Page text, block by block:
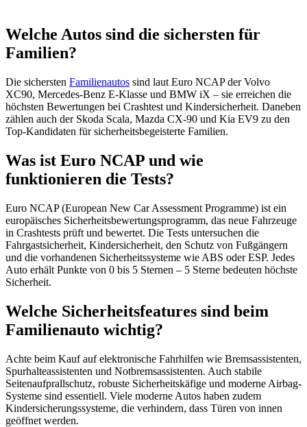
Welche Autos sind die sichersten für
Familien?
Die sichersten Familienautos sind laut Euro NCAP der Volvo
XC90, Mercedes-Benz E-Klasse und BMW iX – sie erreichen die
höchsten Bewertungen bei Crashtest und Kindersicherheit. Daneben
zählen auch der Skoda Scala, Mazda CX-90 und Kia EV9 zu den
Top-Kandidaten für sicherheitsbegeisterte Familien.
Was ist Euro NCAP und wie
funktionieren die Tests?
Euro NCAP (European New Car Assessment Programme) ist ein
europäisches Sicherheitsbewertungsprogramm, das neue Fahrzeuge
in Crashtests prüft und bewertet. Die Tests untersuchen die
Fahrgastsicherheit, Kindersicherheit, den Schutz von Fußgängern
und die vorhandenen Sicherheitssysteme wie ABS oder ESP. Jedes
Auto erhält Punkte von 0 bis 5 Sternen – 5 Sterne bedeuten höchste
Sicherheit.
Welche Sicherheitsfeatures sind beim
Familienauto wichtig?
Achte beim Kauf auf elektronische Fahrhilfen wie Bremsassistenten,
Spurhalteassistenten und Notbremsassistenten. Auch stabile
Seitenaufprallschutz, robuste Sicherheitskäfige und moderne Airbag-
Systeme sind essentiell. Viele moderne Autos haben zudem
Kindersicherungssysteme, die verhindern, dass Türen von innen
geöffnet werden.